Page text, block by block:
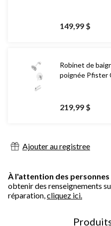
149,99 $
Robinet de
poignée Pfister
219,99 $
Ajouter au registree
À l'attention des
obtenir des renseignements
réparation,cliquez ici.